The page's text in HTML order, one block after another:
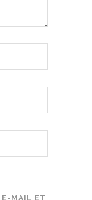
E-MAIL ET